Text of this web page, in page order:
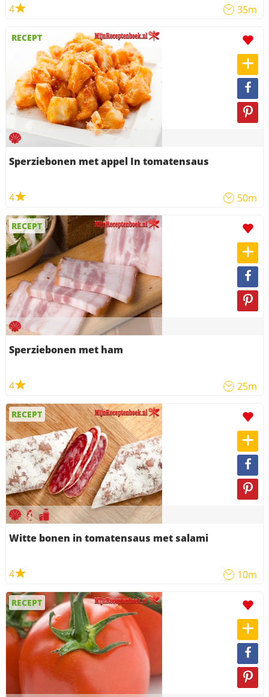
4 35m
RECEPT
Sperziebonen met appel In tomatensaus
4 50m
RECEPT
Sperziebonen met ham
4 25m
RECEPT
Witte bonen in tomatensaus met salami
4 10m
RECEPT